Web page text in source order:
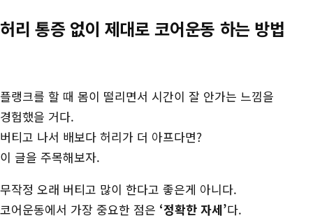
짜
허리 통증 없이 제대로 코어운동 하는 방법
플랭크를 할 때 몸이 떨리면서 시간이 잘 안가는 느낌을
경험했을 거다.
버티고 나서 배보다 허리가 더 아프다면?
이 글을 주목해보자.
무작정 오래 버티고 많이 한다고 좋은게 아니다.
코어운동에서 가장 중요한 점은 ‘정확한 자세’다.